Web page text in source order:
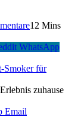
12 Mins
WhatsApp
zuhause
Email